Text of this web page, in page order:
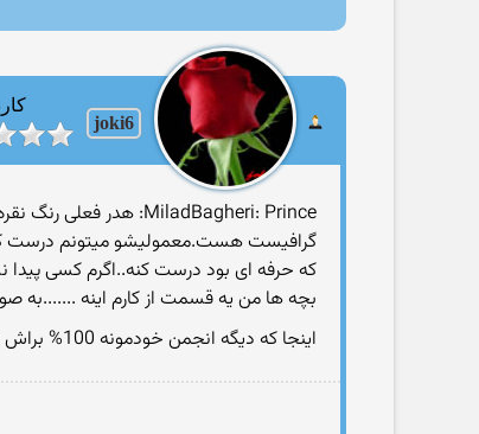
joki6
گرافیست هست.معمولیشو میتونم درست كنم
که حرفه ای بود درست کنه..اگرم کسی پیدا
بچه ها من یه قسمت از کارم اینه .......به
اینجا كه دیگه انجمن خودمونه 100% براش هدر طراحی میکنم ...نگران نباش پرنس جوون